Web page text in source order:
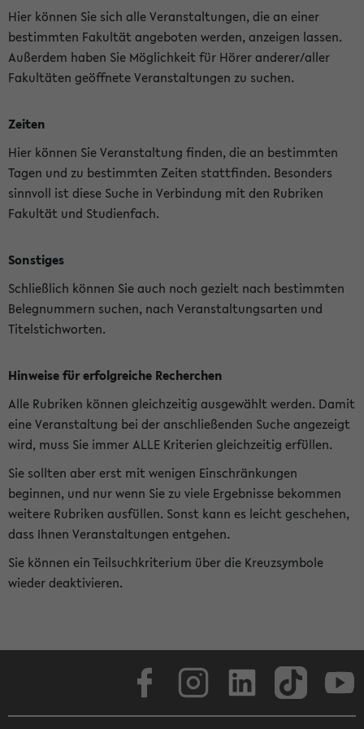
Hier können Sie sich alle Veranstaltungen, die an einer
bestimmten Fakultät angeboten werden, anzeigen lassen.
Außerdem haben Sie Möglichkeit für Hörer anderer/aller
Fakultäten geöffnete Veranstaltungen zu suchen.
Zeiten
Hier können Sie Veranstaltung finden, die an bestimmten
Tagen und zu bestimmten Zeiten stattfinden. Besonders
sinnvoll ist diese Suche in Verbindung mit den Rubriken
Fakultät und Studienfach.
Sonstiges
Schließlich können Sie auch noch gezielt nach bestimmten
Belegnummern suchen, nach Veranstaltungsarten und
Titelstichworten.
Hinweise für erfolgreiche Recherchen
Alle Rubriken können gleichzeitig ausgewählt werden. Damit
eine Veranstaltung bei der anschließenden Suche angezeigt
wird, muss Sie immer ALLE Kriterien gleichzeitig erfüllen.
Sie sollten aber erst mit wenigen Einschränkungen
beginnen, und nur wenn Sie zu viele Ergebnisse bekommen
weitere Rubriken ausfüllen. Sonst kann es leicht geschehen,
dass Ihnen Veranstaltungen entgehen.
Sie können ein Teilsuchkriterium über die Kreuzsymbole
wieder deaktivieren.